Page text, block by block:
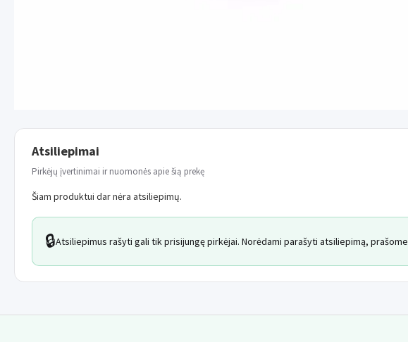
Atsiliepimai
Pirkėjų įvertinimai ir nuomonės apie šią prekę
Šiam produktui dar nėra atsiliepimų.
🔒Atsiliepimus rašyti gali tik prisijungę pirkėjai. Norėdami parašyti atsiliepimą, prašome